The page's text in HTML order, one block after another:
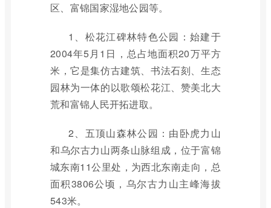
区、富锦国家湿地公园等。
1、松花江碑林特色公园：始建于
2004年5月1日，总占地面积20万平方
米，它是集仿古建筑、书法石刻、生态
园林为一体的以歌颂松花江、赞美北大
荒和富锦人民开拓进取。
2、五顶山森林公园：由卧虎力山
和乌尔古力山两条山脉组成，位于富锦
城东南11公里处，为西北东南走向，总
面积3806公顷，乌尔古力山主峰海拔
543米。